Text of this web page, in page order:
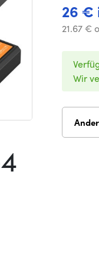
26 €
21.67 €
Wir